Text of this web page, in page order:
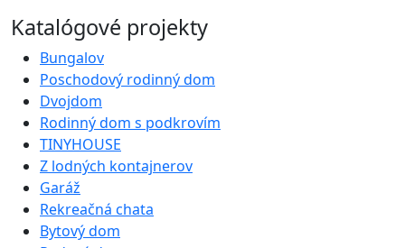
Katalógové projekty
Bungalov
Poschodový rodinný dom
Dvojdom
Rodinný dom s podkrovím
TINYHOUSE
Z lodných kontajnerov
Garáž
Rekreačná chata
Bytový dom